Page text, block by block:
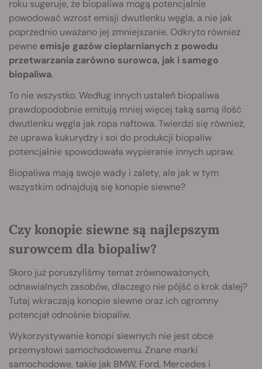
roku sugeruje, że biopaliwa mogą potencjalnie
powodować wzrost emisji dwutlenku węgla, a nie jak
poprzednio uważano jej zmniejszanie. Odkryto również
pewne emisje gazów cieplarnianych z powodu
przetwarzania zarówno surowca, jak i samego
biopaliwa.
To nie wszystko. Według innych ustaleń biopaliwa
prawdopodobnie emitują mniej więcej taką samą ilość
dwutlenku węgla jak ropa naftowa. Twierdzi się również,
że uprawa kukurydzy i soi do produkcji biopaliw
potencjalnie spowodowała wypieranie innych upraw.
Biopaliwa mają swoje wady i zalety, ale jak w tym
wszystkim odnajdują się konopie siewne?
Czy konopie siewne są najlepszym
surowcem dla biopaliw?
Skoro już poruszyliśmy temat zrównoważonych,
odnawialnych zasobów, dlaczego nie pójść o krok dalej?
Tutaj wkraczają konopie siewne oraz ich ogromny
potencjał odnośnie biopaliw.
Wykorzystywanie konopi siewnych nie jest obce
przemysłowi samochodowemu. Znane marki
samochodowe, takie jak BMW, Ford, Mercedes i